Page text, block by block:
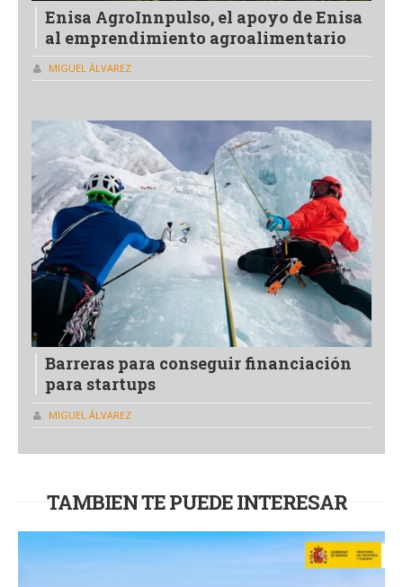
Enisa AgroInnpulso, el apoyo de Enisa
al emprendimiento agroalimentario
MIGUEL ÁLVAREZ
Barreras para conseguir financiación
para startups
MIGUEL ÁLVAREZ
TAMBIEN TE PUEDE INTERESAR